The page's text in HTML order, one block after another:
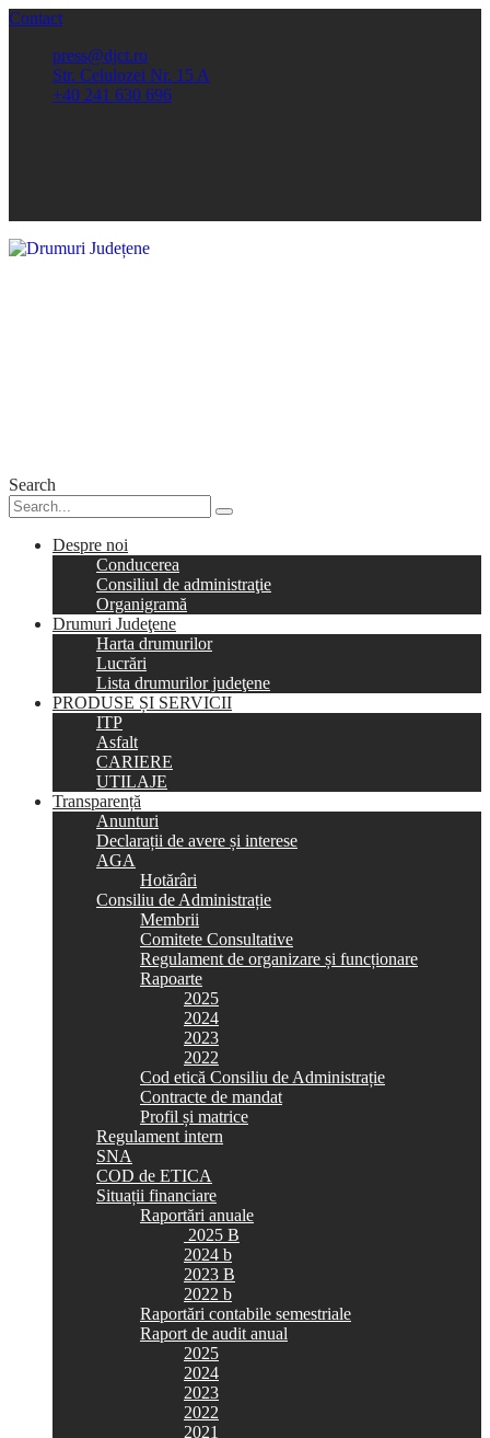
Contact
press@djct.ro
Str. Celulozei Nr. 15 A
+40 241 630 696
Search
Despre noi
Conducerea
Consiliul de administraţie
Organigramă
Drumuri Judeţene
Harta drumurilor
Lucrări
Lista drumurilor judeţene
PRODUSE ȘI SERVICII
ITP
Asfalt
CARIERE
UTILAJE
Transparență
Anunturi
Declarații de avere și interese
AGA
Hotărâri
Consiliu de Administrație
Membrii
Comitete Consultative
Regulament de organizare și funcționare
Rapoarte
2025
2024
2023
2022
Cod etică Consiliu de Administrație
Contracte de mandat
Profil și matrice
Regulament intern
SNA
COD de ETICA
Situații financiare
Raportări anuale
2025 B
2024 b
2023 B
2022 b
Raportări contabile semestriale
Raport de audit anual
2025
2024
2023
2022
2021